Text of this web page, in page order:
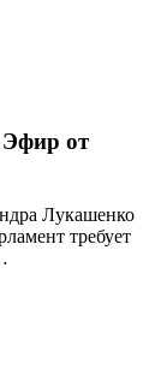
от
Лукашенко
требует